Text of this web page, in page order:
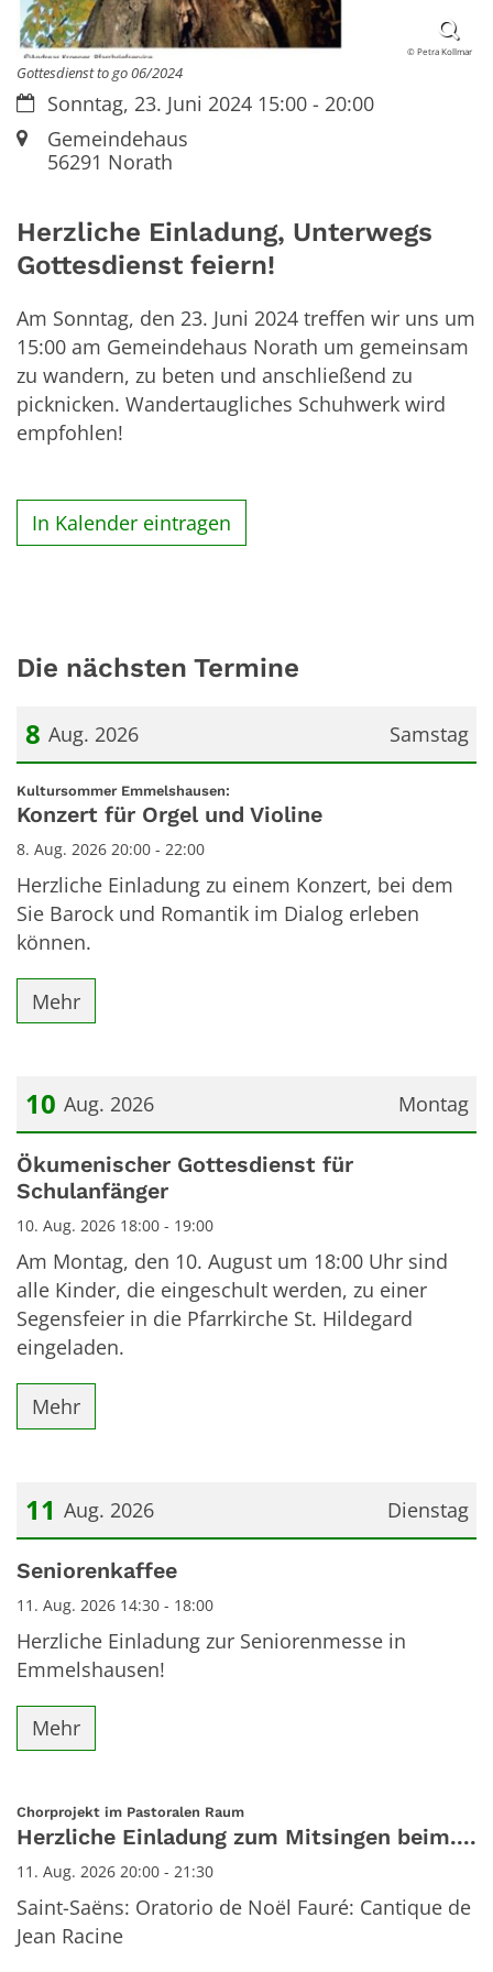
© Petra Kollmar
Gottesdienst to go 06/2024
Datum:Sonntag, 23. Juni 2024 15:00 - 20:00
Ort:Gemeindehaus
56291 Norath
Herzliche Einladung, Unterwegs
Gottesdienst feiern!
Am Sonntag, den 23. Juni 2024 treffen wir uns um
15:00 am Gemeindehaus Norath um gemeinsam
zu wandern, zu beten und anschließend zu
picknicken. Wandertaugliches Schuhwerk wird
empfohlen!
In Kalender eintragen
Die nächsten Termine
Samstag
8 Aug. 2026
Datum: 8. August 2026
Kultursommer Emmelshausen:
Konzert für Orgel und Violine
8. Aug. 2026 20:00 - 22:00
Herzliche Einladung zu einem Konzert, bei dem
Sie Barock und Romantik im Dialog erleben
können.
Mehr
Montag
10 Aug. 2026
Datum: 10. August 2026
Ökumenischer Gottesdienst für
Schulanfänger
10. Aug. 2026 18:00 - 19:00
Am Montag, den 10. August um 18:00 Uhr sind
alle Kinder, die eingeschult werden, zu einer
Segensfeier in die Pfarrkirche St. Hildegard
eingeladen.
Mehr
Dienstag
11 Aug. 2026
Datum: 11. August 2026
Seniorenkaffee
11. Aug. 2026 14:30 - 18:00
Herzliche Einladung zur Seniorenmesse in
Emmelshausen!
Mehr
Chorprojekt im Pastoralen Raum:
Herzliche Einladung zum Mitsingen beim....
11. Aug. 2026 20:00 - 21:30
Saint-Saëns: Oratorio de Noël Fauré: Cantique de
Jean Racine